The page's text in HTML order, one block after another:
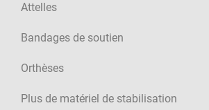
Attelles
Bandages de soutien
Orthèses
Plus de matériel de stabilisation